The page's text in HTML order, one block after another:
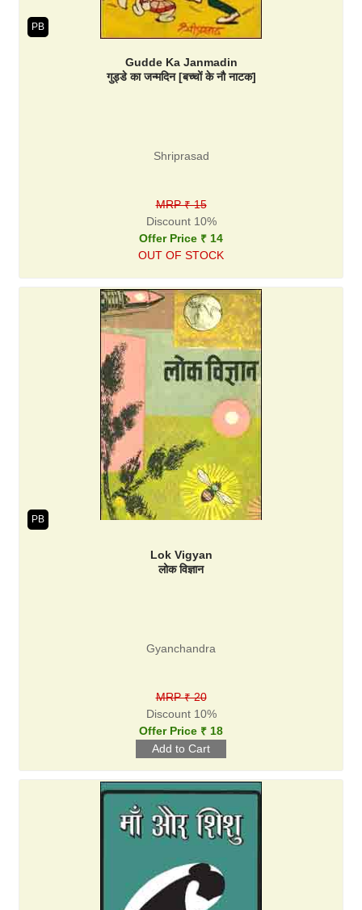
PB
Gudde Ka Janmadin
गुड्डे का जन्मदिन [बच्चों के नौ नाटक]
Shriprasad
MRP ₹ 15
Discount 10%
Offer Price ₹ 14
OUT OF STOCK
PB
Lok Vigyan
लोक विज्ञान
Gyanchandra
MRP ₹ 20
Discount 10%
Offer Price ₹ 18